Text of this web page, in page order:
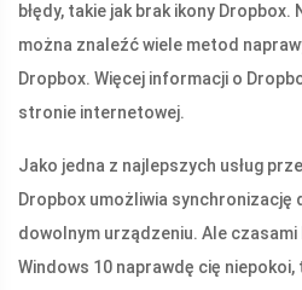
błędy, takie jak brak ikony
można znaleźć wiele metod
Dropbox. Więcej informacji o
stronie internetowej.
Jako jedna z najlepszych usług
Dropbox umożliwia synchronizację
dowolnym urządzeniu. Ale czasami
Windows 10 naprawdę cię